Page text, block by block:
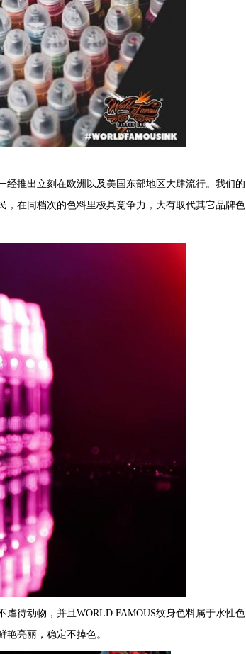
经推出立刻在欧洲以及美国东部地区大肆流行。我们的
在同档次的色料里极具竞争力，大有取代其它品牌色
待动物，并且WORLD FAMOUS纹身色料属于水性色
亮丽，稳定不掉色。